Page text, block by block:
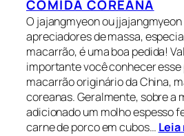
COMIDA COREANA
O jajangmyeon ou
apreciadores de massa,
macarrão, é uma boa pedida!
importante você conhecer
macarrão originário da China,
coreanas. Geralmente, sobre a
adicionado um molho espesso
carne de porco em cubos… Leia